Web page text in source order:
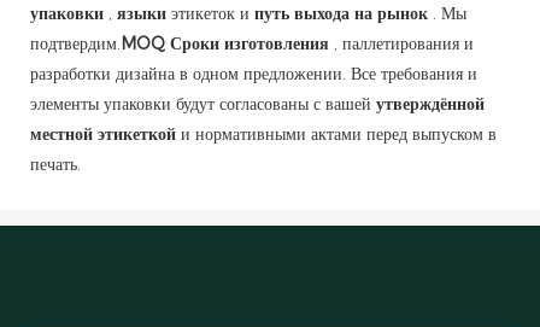
упаковки
языки этикеток и путь выхода на рынок . Мы
подтвердим. MOQ Сроки изготовления , паллетирования и
разработки дизайна в одном предложении. Все требования и
элементы упаковки будут согласованы с вашей утверждённой
местной этикеткой и нормативными актами перед выпуском в
печать.